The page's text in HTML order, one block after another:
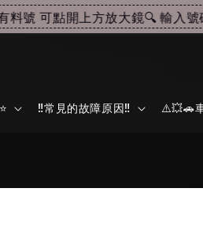
號 可點開上方放大鏡🔍 輸入號碼
‼️常見的故障原因‼️ ⚠️💥🚗